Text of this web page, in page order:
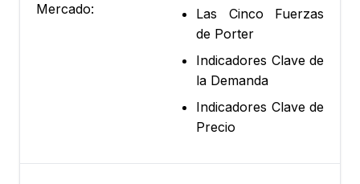
Mercado:
Las Cinco Fuerzas
de Porter
Indicadores Clave de
la Demanda
Indicadores Clave de
Precio